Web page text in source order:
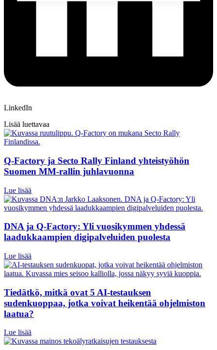
LinkedIn
Lisää luettavaa
Q-Factory ja Secto Rally Finland yhteistyöhön
Suomen MM-rallin juhlavuonna
Lue lisää
DNA ja Q-Factory: Yli vuosikymmen yhdessä
laadukkaampien digipalveluiden puolesta
Lue lisää
Tiedätkö, mitkä ovat 5 AI-testauksen
sudenkuoppaa, jotka voivat heikentää ohjelmiston
laatua?
Lue lisää